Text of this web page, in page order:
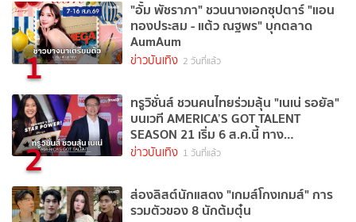
1
"อั้ม พัชราภา" ชวนนางเอกซุปตาร์ "แอน
ทองประสม - แต้ว ณฐพร" บุกตลาด
AumAum
ข่าวบันเทิง 2 วันที่แล้ว
2
ทรูวิชั่นส์ ชวนคนไทยร่วมลุ้น "เนเน่ รอยัล"
บนเวที AMERICA’S GOT TALENT
SEASON 21 เริ่ม 6 ส.ค.นี้ ทาง
TrueVisions NOW
ข่าวบันเทิง 1 วันที่แล้ว
ส่องลิสต์นักแสดง "เกมส์โกงเกมส์" การ
รวมตัวของ 8 นักต้มตุ๋น